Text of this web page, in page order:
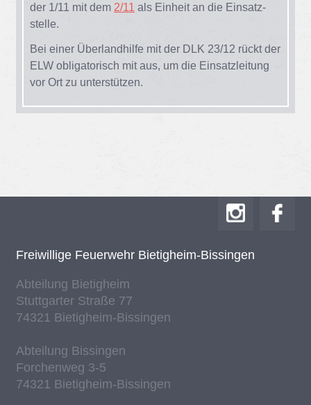
der 1/​11 mit dem 2/11 als Ein­heit an die Ein­satz­
stel­le.
Bei ei­ner Über­land­hil­fe mit der DLK 23/​12 rückt der
ELW ob­li­ga­to­risch mit aus, um die Ein­satz­lei­tung
vor Ort zu un­ter­stüt­zen.
Frei­wil­li­ge Feu­er­wehr Bie­tig­heim-Bis­sin­gen
Ab­tei­lung Bie­tig­heim
Stutt­gar­ter Stra­ße 77
74321 Bie­tig­heim-Bis­sin­gen
Ab­tei­lung Bis­sin­gen
For­chen­weg 3-5
74321 Bie­tig­heim-Bis­sin­gen